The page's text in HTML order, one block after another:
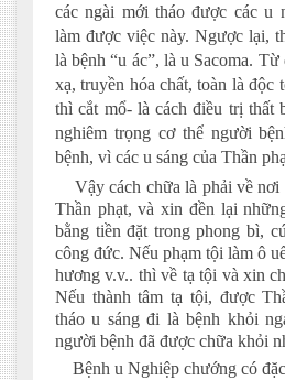
các ngài mới tháo được các u
làm được việc này. Ngược lại,
là bệnh “u ác”, là u Sacoma.
xạ, truyền hóa chất, toàn là độc
thì cắt mổ- là cách điều trị thất
nghiêm trọng cơ thể người
bệnh, vì các u sáng của Thần
Vậy cách chữa là phải về nơi
Thần phạt, và xin đền lại
bằng tiền đặt trong phong bì,
công đức. Nếu phạm tội làm ô
hương v.v.. thì về tạ tội và xin
Nếu thành tâm tạ tội, được
tháo u sáng đi là bệnh khỏi
người bệnh đã được chữa khỏi
Bệnh u Nghiệp chướng có